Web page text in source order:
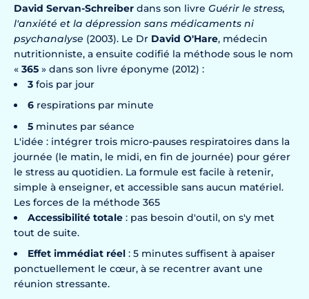
David Servan-Schreiber dans son livre Guérir le stress,
l'anxiété et la dépression sans médicaments ni
psychanalyse (2003). Le Dr David O'Hare, médecin
nutritionniste, a ensuite codifié la méthode sous le nom
« 365 » dans son livre éponyme (2012) :
3 fois par jour
6 respirations par minute
5 minutes par séance
L'idée : intégrer trois micro-pauses respiratoires dans la
journée (le matin, le midi, en fin de journée) pour gérer
le stress au quotidien. La formule est facile à retenir,
simple à enseigner, et accessible sans aucun matériel.
Les forces de la méthode 365
Accessibilité totale : pas besoin d'outil, on s'y met
tout de suite.
Effet immédiat réel : 5 minutes suffisent à apaiser
ponctuellement le cœur, à se recentrer avant une
réunion stressante.